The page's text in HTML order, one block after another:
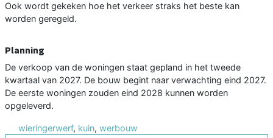
Ook wordt gekeken hoe het verkeer straks het beste kan
worden geregeld.
Planning
De verkoop van de woningen staat gepland in het tweede
kwartaal van 2027. De bouw begint naar verwachting eind 2027.
De eerste woningen zouden eind 2028 kunnen worden
opgeleverd.
wieringerwerf, kuin, werbouw